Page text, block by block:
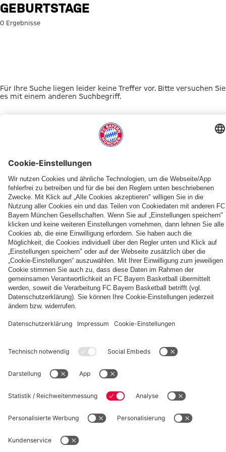
Suche: Geburtstage
GEBURTSTAGE
0 Ergebnisse
Für Ihre Suche liegen leider keine Treffer vor. Bitte versuchen Sie
es mit einem anderen Suchbegriff.
DAS KÖNNTE DICH INTERESSIEREN
FRAUEN
Autogrammkarten
TICKETS
FCB
Frauen
FRAUEN
Alle
Videos
der
Frauenteams
des
FC
Bayern
MYFCBAYERN
Entdecke
deinen
persönlichen
Fanbereich
PARTNER
fcbayern.com Basketball Allianz Arena Media Center Jobs